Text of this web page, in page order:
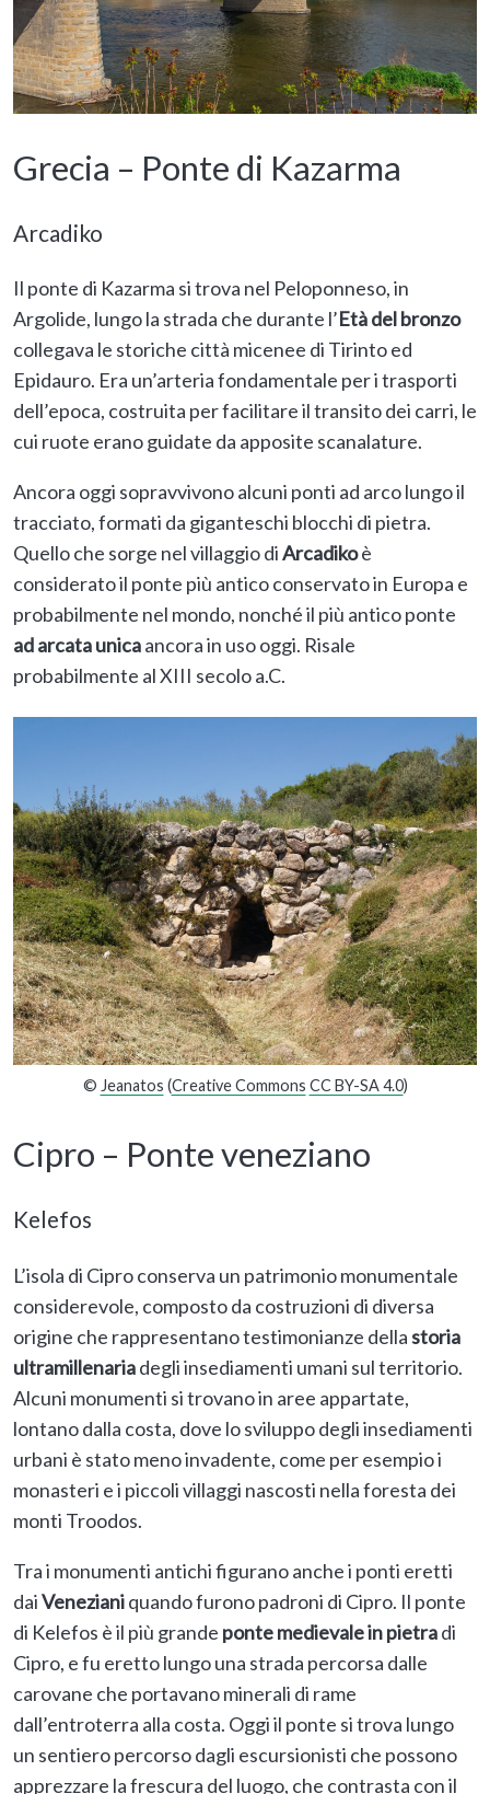
Grecia – Ponte di Kazarma
Arcadiko
Il ponte di Kazarma si trova nel Peloponneso, in
Argolide, lungo la strada che durante l’Età del bronzo
collegava le storiche città micenee di Tirinto ed
Epidauro. Era un’arteria fondamentale per i trasporti
dell’epoca, costruita per facilitare il transito dei carri, le
cui ruote erano guidate da apposite scanalature.
Ancora oggi sopravvivono alcuni ponti ad arco lungo il
tracciato, formati da giganteschi blocchi di pietra.
Quello che sorge nel villaggio diArcadikoè
considerato il ponte più antico conservato in Europa e
probabilmente nel mondo, nonché il più antico ponte
ad arcata unicaancora in uso oggi. Risale
probabilmente al XIII secolo a.C.
© Jeanatos (Creative Commons CC BY-SA 4.0)
Cipro – Ponte veneziano
Kelefos
L’isola di Cipro conserva un patrimonio monumentale
considerevole, composto da costruzioni di diversa
origine che rappresentano testimonianze dellastoria
ultramillenariadegli insediamenti umani sul territorio.
Alcuni monumenti si trovano in aree appartate,
lontano dalla costa, dove lo sviluppo degli insediamenti
urbani è stato meno invadente, come per esempio i
monasteri e i piccoli villaggi nascosti nella foresta dei
monti Troodos.
Tra i monumenti antichi figurano anche i ponti eretti
daiVenezianiquando furono padroni di Cipro. Il ponte
di Kelefos è il più grande ponte medievale in pietradi
Cipro, e fu eretto lungo una strada percorsa dalle
carovane che portavano minerali di rame
dall’entroterra alla costa. Oggi il ponte si trova lungo
un sentiero percorso dagli escursionisti che possono
apprezzare la frescura del luogo, che contrasta con il